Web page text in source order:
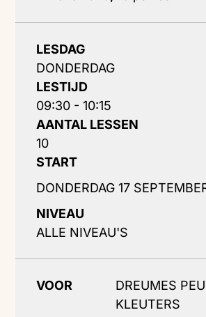
LESDAG
DONDERDAG
LESTIJD
09:30 - 10:15
AANTAL LESSEN
10
START
DONDERDAG 17
NIVEAU
ALLE NIVEAU'S
VOOR
DREUMES
KLEUTERS